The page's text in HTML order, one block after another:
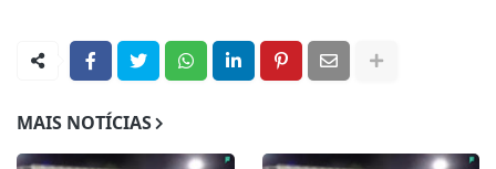
MAIS NOTÍCIAS